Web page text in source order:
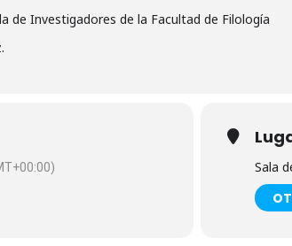
de Investigadores de la Facultad de Filología
Sala